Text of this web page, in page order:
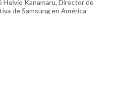
Helvio Kanamaru, Director de
de Samsung en América